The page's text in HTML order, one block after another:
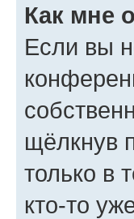
Как мне
Если вы
щёлкнув
только в
кто-то